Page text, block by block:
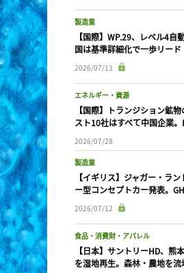
製造業
【国際】WP.29、レベル4自
国は基準詳細化で一歩リード
2026/07/13
エネルギー・資源
【国際】トランジション鉱
スト10社はすべて中国企業。
2026/07/28
製造業
【イギリス】ジャガー・ラ
ー型コンセプトカー発表。
2026/07/12
食品・消費財・アパレル
【日本】サントリーHD、熊
を湿地再生。森林・農地を流